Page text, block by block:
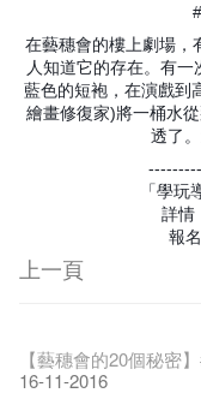
在藝穗會的樓上劇場，
人知道它的存在。有
藍色的短袍，在演戲到
繪畫修復家)將一桶水
透了
「學
詳情
報名
上一頁
11-12-2025
07-12-2020
17-03-2020
23-05-2019
Colette現已重開
19-12-2018
格外地創 : 藝穗會的故
22-03-2018
曬藝術@藝穗會
01-11-2017
情詩一首
24-07-2017
藝穗會仝人敬賀各位
24-01-2017
【藝穗會的20個秘密
16-11-2016